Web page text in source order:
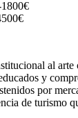
al arte
y
por
de turismo